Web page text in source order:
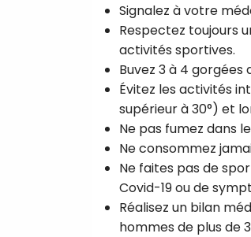
Signalez à votre
Respectez toujours
activités sportives.
Buvez 3 à 4 gorgées
Évitez les activités
supérieur à 30°) et
Ne pas fumez dans
Ne consommez
Ne faites pas de
Covid-19 ou de
Réalisez un bilan
hommes de plus de